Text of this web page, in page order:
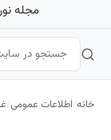
مجله
خانه/اطلاعات عمومی/